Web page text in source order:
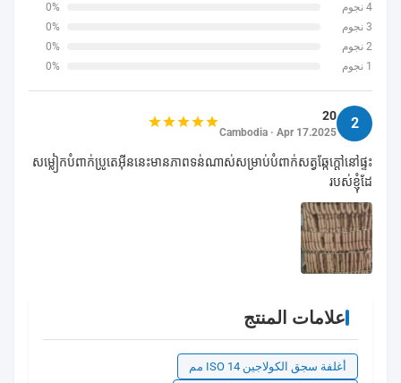
4 نجوم
0%
3 نجوم
0%
2 نجوم
0%
1 نجوم
0%
2
20
Cambodia · Apr 17.2025
សម្លៀកបំពាក់ប្រូតេអ៊ីននេះមានភាពទន់ណាស់សម្រាប់បំពាក់សត្វឆ្កែក្តៅនៅផ្ទះ
របស់ខ្ញុំដែ
علامات المنتج
أغلفة سجق الكولاجين ISO 14 مم